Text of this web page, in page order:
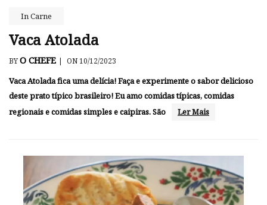
InCarne
Vaca Atolada
BYO CHEFE | ON 10/12/2023
Vaca Atolada fica uma delícia! Faça e experimente o sabor delicioso
deste prato típico brasileiro! Eu amo comidas típicas, comidas
regionais e comidas simples e caipiras. São
Ler Mais